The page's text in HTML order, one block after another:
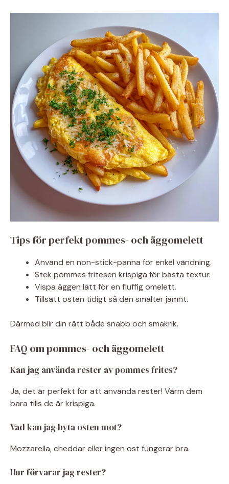
Tips för perfekt pommes- och äggomelett
Använd en non-stick-panna för enkel vändning.
Stek pommes fritesen krispiga för bästa textur.
Vispa äggen lätt för en fluffig omelett.
Tillsätt osten tidigt så den smälter jämnt.
Därmed blir din rätt både snabb och smakrik.
FAQ om pommes- och äggomelett
Kan jag använda rester av pommes frites?
Ja, det är perfekt för att använda rester! Värm dem
bara tills de är krispiga.
Vad kan jag byta osten mot?
Mozzarella, cheddar eller ingen ost fungerar bra.
Hur förvarar jag rester?